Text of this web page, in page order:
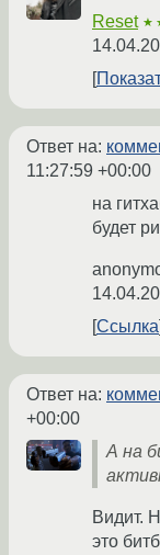
Reset
Ответ на:
11:27:59 +00:00
на
будет
Ссылка
Ответ на:
+00:00
А на
Видит.
это